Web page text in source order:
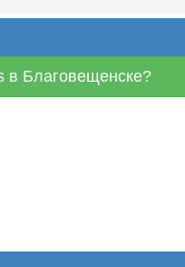
в Благовещенске?